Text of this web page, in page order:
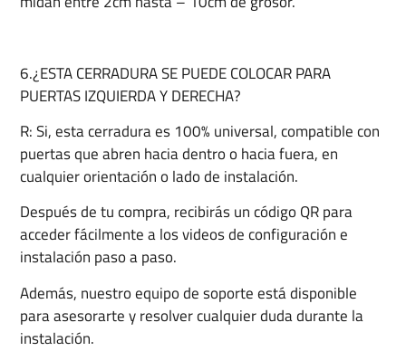
6.¿ESTA CERRADURA SE PUEDE COLOCAR PARA
PUERTAS IZQUIERDA Y DERECHA?
R: Si, esta cerradura es 100% universal, compatible con
puertas que abren hacia dentro o hacia fuera, en
cualquier orientación o lado de instalación.
Después de tu compra, recibirás un código QR para
acceder fácilmente a los videos de configuración e
instalación paso a paso.
Además, nuestro equipo de soporte está disponible
para asesorarte y resolver cualquier duda durante la
instalación.